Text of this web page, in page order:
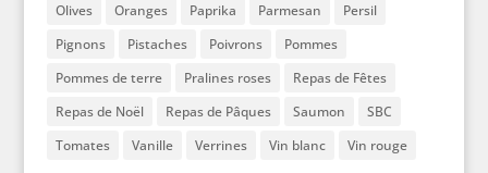
Olives
Oranges Paprika Parmesan
Persil
Pignons
Pistaches Poivrons
Pommes
Pommes de terre
Pralines roses
Repas de Fêtes
Repas de Noël
Repas de Pâques Saumon
SBC
Tomates
Vanille Verrines Vin blanc Vin rouge